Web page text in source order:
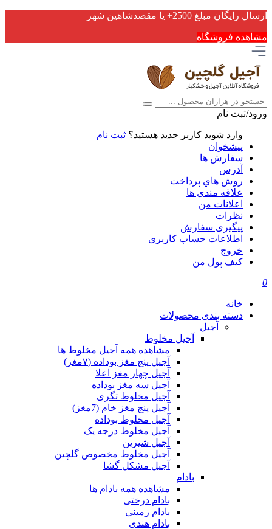
ارسال رایگان مبلغ 2500+ یا مقصدشاهین شهر
مشاهده فروشگاه
ورود/ثبت نام
وارد شوید کاربر جدید هستید؟ ثبت نام
پیشخوان
سفارش ها
آدرس
روش هاي پرداخت
علاقه مندی ها
اعلانات من
نظرات
پیگیری سفارش
اطلاعات حساب كاربری
خروج
کیف پول من
0
خانه
دسته بندی محصولات
آجیل
آجیل مخلوط
مشاهده همه آجیل مخلوط ها
آجیل پنج مغز بوداده (۷مغز)
آجیل چهار مغز اعلا
آجیل سه مغز بوداده
آجیل مخلوط تگری
آجیل پنج مغز خام (7مغز)
آجیل مخلوط بوداده
آجیل مخلوط درجه یک
آجیل شیرین
آجیل مخلوط مخصوص گلچین
آجیل مشکل گشا
بادام
مشاهده همه بادام ها
بادام درختی
بادام زمینی
بادام هندی